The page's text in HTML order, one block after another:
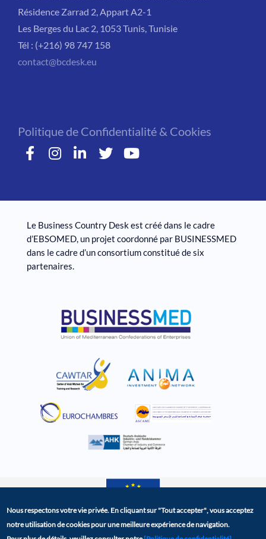
Résidence Zarrad 2, Appart A2-1
Les Berges du Lac 2, 1053 Tunis, Tunisie
Tél : (+216) 98 747 158
contact@bcdesk.eu
Politique de Confidentialité & Cookies
Le Business Country Desk est créé dans le cadre
d’EBSOMED, un projet coordonné par BUSINESSMED
dans le cadre d’un consortium constitué de six
partenaires.
La plateforme BCD a été crée dans le cadre du projet
Nous respectons votre vie privée. En cliquant sur "Tout accepter", vous acceptez
notre utilisation de cookies pour une meilleure expérience de navigation.